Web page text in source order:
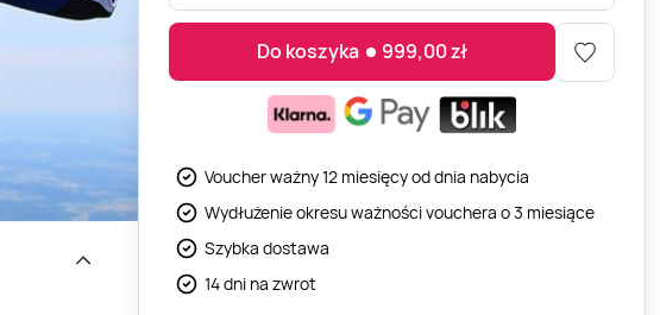
Do koszyka 999,00zł
Voucher ważny 12 miesięcy od dnia nabycia
Wydłużenie okresu ważności vouchera o 3 miesiące
Szybka dostawa
14 dni na zwrot